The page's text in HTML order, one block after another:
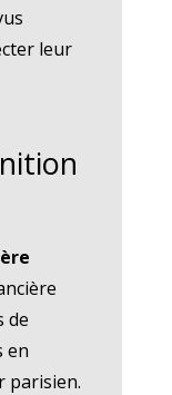
leur
de
en
parisien.